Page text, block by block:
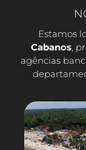
Estamos
Cabanos,
agências